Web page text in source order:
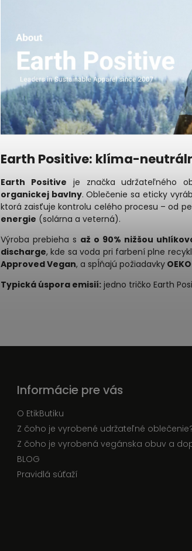
Earth Positive: klíma-
Earth Positive je značka udržateľného
organickej bavlny. Oblečenie sa eticky
ktorá zaisťuje kontrolu celého procesu – od
energie (solárna a veterná).
Výroba prebieha s až o 90% nižšou
discharge, kde sa voda pri farbení plne
Approved Vegan, a spĺňajú požiadavky
Typická úspora emisií: jedno tričko Earth
Informácie pre vás
O EtikButiku
Z čoho je vyrobené udržateľné
Z čoho je vyrobená vegánska obuv a
BLOG
Pravidlá súťaží